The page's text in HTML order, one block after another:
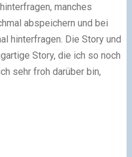
manches
abspeichern und bei
hinterfragen. Die Story und
Story, die ich so noch
sehr froh darüber bin,